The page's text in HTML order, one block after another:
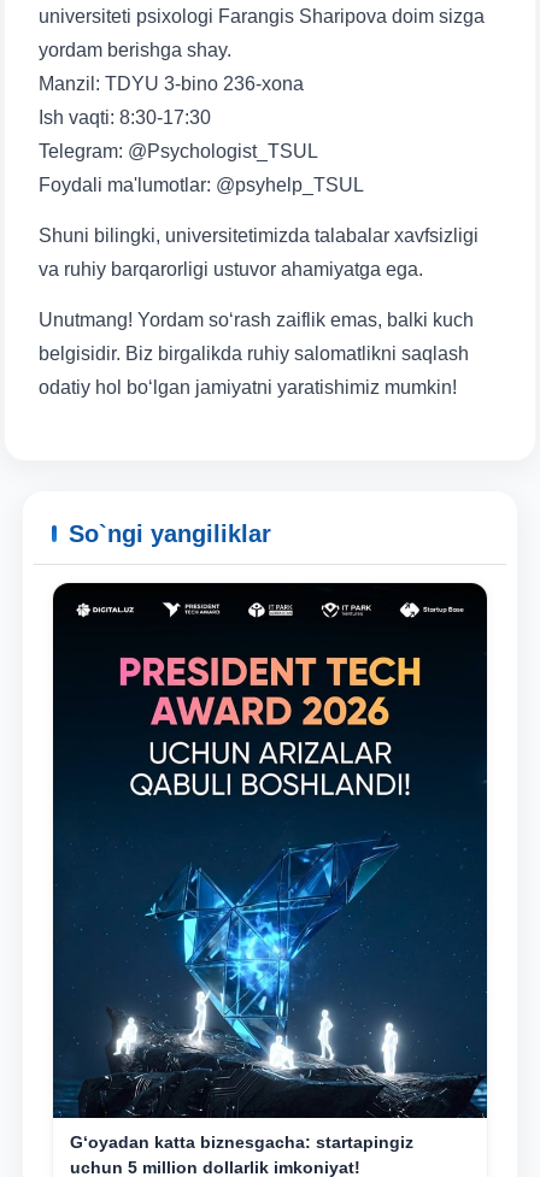
yuborish
universiteti psixologi Farangis Sharipova doim sizga
yordam berishga shay.
Manzil: TDYU 3-bino 236-xona
Ish vaqti: 8:30-17:30
Telegram: @Psychologist_TSUL
Foydali ma'lumotlar: @psyhelp_TSUL
Shuni bilingki, universitetimizda talabalar xavfsizligi
va ruhiy barqarorligi ustuvor ahamiyatga ega.
Unutmang! Yordam so‘rash zaiflik emas, balki kuch
belgisidir. Biz birgalikda ruhiy salomatlikni saqlash
odatiy hol bo‘lgan jamiyatni yaratishimiz mumkin!
So`ngi yangiliklar
G‘oyadan katta biznesgacha: startapingiz
uchun 5 million dollarlik imkoniyat!